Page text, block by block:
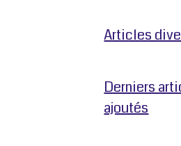
Articles
Derniers
ajoutés